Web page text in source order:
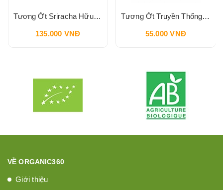
Tương Ớt Sriracha Hữu Cơ Pbfarm 230g
135.000 VNĐ
Tương Ớt Truyền Thống SPICO Sriracha Chilli Sauce 240g
55.000 VNĐ
VỀ ORGANIC360
Giới thiệu